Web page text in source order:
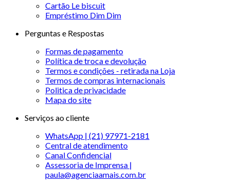
Cartão Le biscuit
Empréstimo Dim Dim
Perguntas e Respostas
Formas de pagamento
Política de troca e devolução
Termos e condições - retirada na Loja
Termos de compras internacionais
Politica de privacidade
Mapa do site
Serviços ao cliente
WhatsApp | (21) 97971-2181
Central de atendimento
Canal Confidencial
Assessoria de Imprensa |
paula@agenciaamais.com.br